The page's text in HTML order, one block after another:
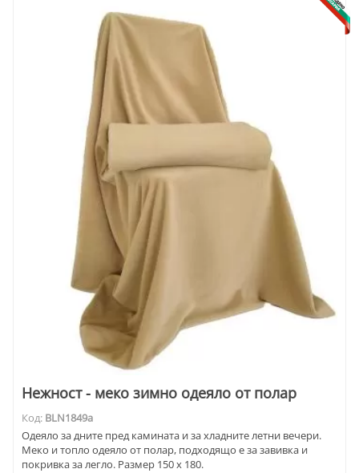
Нежност - меко зимно одеяло от полар
Код: BLN1849a
Одеяло за дните пред камината и за хладните летни вечери.
Меко и топло одеяло от полар, подходящо е за завивка и
покривка за легло. Размер 150 х 180.